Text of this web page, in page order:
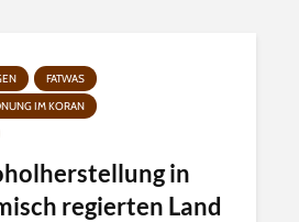
FATWAS
IM KORAN
in
regierten Land